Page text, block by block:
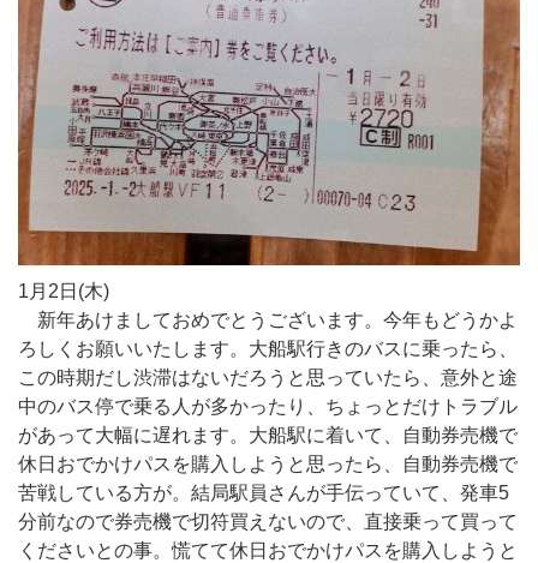
1月2日(木)
新年あけましておめでとうございます。今年もどうかよ
ろしくお願いいたします。大船駅行きのバスに乗ったら、
この時期だし渋滞はないだろうと思っていたら、意外と途
中のバス停で乗る人が多かったり、ちょっとだけトラブル
があって大幅に遅れます。大船駅に着いて、自動券売機で
休日おでかけパスを購入しようと思ったら、自動券売機で
苦戦している方が。結局駅員さんが手伝っていて、発車5
分前なので券売機で切符買えないので、直接乗って買って
くださいとの事。慌てて休日おでかけパスを購入しようと